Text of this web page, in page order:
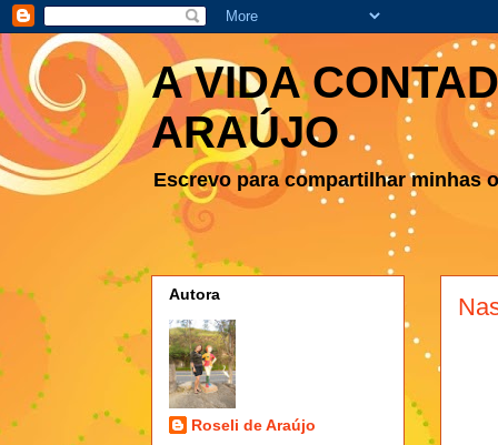
A VIDA
ARAÚJO
Escrevo para compartilhar minhas
Autora
Roseli de Araújo